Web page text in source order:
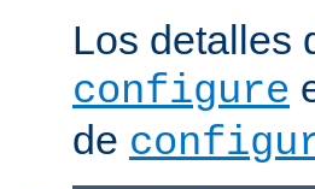
Los detalles
configure
de